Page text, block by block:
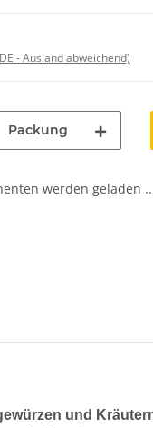
- Ausland abweichend)
Packung
werden geladen
und